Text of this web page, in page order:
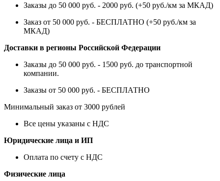
Заказы до 50 000 руб. - 2000 руб. (+50 руб./км за МКАД)
Заказ от 50 000 руб. - БЕСПЛАТНО (+50 руб./км за
МКАД)
Доставки в регионы Российской Федерации
Заказы до 50 000 руб. - 1500 руб. до транспортной
компании.
Заказы от 50 000 руб. - БЕСПЛАТНО
Минимальный заказ от 3000 рублей
Все цены указаны с НДС
Юридические лица и ИП
Оплата по счету с НДС
Физические лица